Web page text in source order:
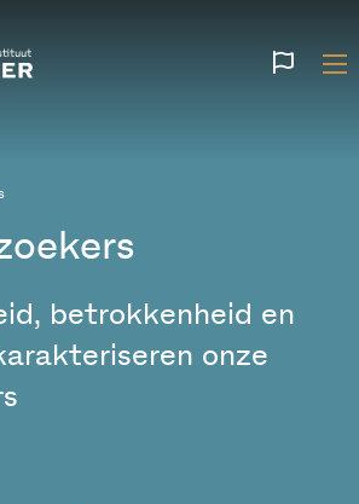
betrokkenheid en
onze